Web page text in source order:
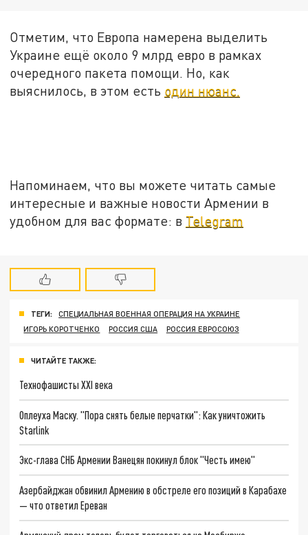
Отметим, что Европа намерена выделить
Украине ещё около 9 млрд евро в рамках
очередного пакета помощи. Но, как
выяснилось, в этом есть один нюанс.
Напоминаем, что вы можете читать самые
интересные и важные новости Армении в
удобном для вас формате: в Telegram
ТЕГИ:
СПЕЦИАЛЬНАЯ ВОЕННАЯ ОПЕРАЦИЯ НА УКРАИНЕ
ИГОРЬ КОРОТЧЕНКО
РОССИЯ США РОССИЯ ЕВРОСОЮЗ
ЧИТАЙТЕ ТАКЖЕ:
Технофашисты XXI века
Оплеуха Маску. "Пора снять белые перчатки": Как уничтожить
Starlink
Экс-глава СНБ Армении Ванецян покинул блок "Честь имею"
Азербайджан обвинил Армению в обстреле его позиций в Карабахе
— что ответил Ереван